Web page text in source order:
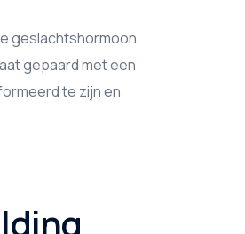
geslachtshormoon
gepaard met een
te zijn en